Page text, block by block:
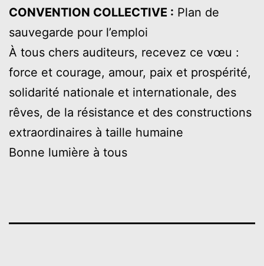
CONVENTION COLLECTIVE : Plan de
sauvegarde pour l’emploi
À tous chers auditeurs, recevez ce vœu :
force et courage, amour, paix et prospérité,
solidarité nationale et internationale, des
rêves, de la résistance et des constructions
extraordinaires à taille humaine
Bonne lumière à tous